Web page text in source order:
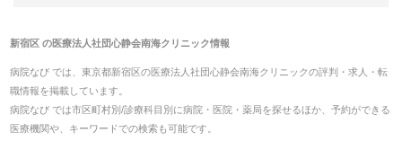
新宿区 の医療法人社団心静会南海クリニック情報
病院なび では、 東京都新宿区の医療法人社団心静会南海クリニックの評判・求人・転
職情報を掲載しています。
病院なび では市区町村別/診療科目別に病院・医院・薬局を探せるほか、予約ができる
医療機関や、キーワードでの検索も可能です。